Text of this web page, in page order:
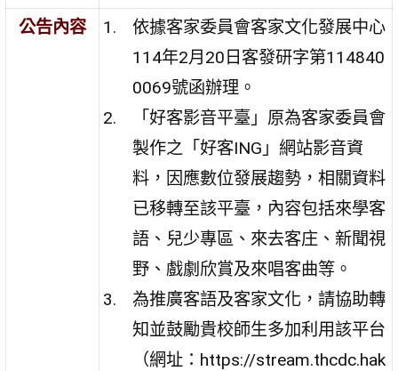
公告內容
依據客家委員會客家文化發展中心
114年2月20日客發研字第114840
0069號函辦理。
「好客影音平臺」原為客家委員會
製作之「好客ING」網站影音資
料，因應數位發展趨勢，相關資料
已移轉至該平臺，內容包括來學客
語、兒少專區、來去客庄、新聞視
野、戲劇欣賞及來唱客曲等。
為推廣客語及客家文化，請協助轉
知並鼓勵貴校師生多加利用該平台
（網址：https://stream.thcdc.hak